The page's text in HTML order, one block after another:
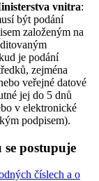
vnitra:
být podání
založeným na
je podání
zejména
veřejné datové
jej do 5 dnů
v elektronické
podpisem).
postupuje
číslech a o